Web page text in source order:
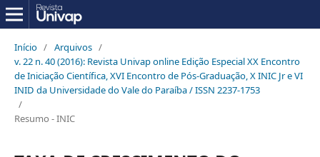
Início / Arquivos /
v. 22 n. 40 (2016): Revista Univap online Edição Especial XX Encontro
de Iniciação Científica, XVI Encontro de Pós-Graduação, X INIC Jr e VI
INID da Universidade do Vale do Paraíba / ISSN 2237-1753
/
Resumo - INIC